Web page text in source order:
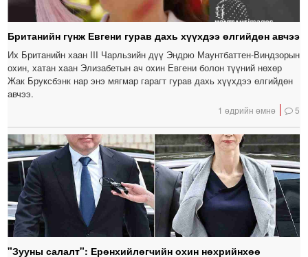
Британийн гүнж Евгени гурав дахь хүүхдээ өлгийдөн авчээ
Их Британийн хаан III Чарльзийн дүү Эндрю Маунтбаттен-Виндзорын
охин, хатан хаан Элизабетын ач охин Евгени болон түүний нөхөр
Жак Бруксбэнк нар энэ мягмар гарагт гурав дахь хүүхдээ өлгийдөн
авчээ.
1 өдрийн өмнө 5
"Зууны салалт": Ерөнхийлөгчийн охин нөхрийнхөө